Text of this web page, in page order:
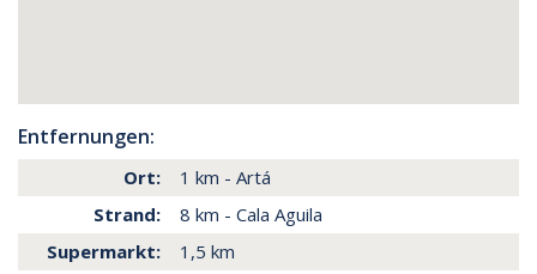
Entfernungen:
Ort:
1 km - Artá
Strand:
8 km - Cala Aguila
Supermarkt:
1,5 km